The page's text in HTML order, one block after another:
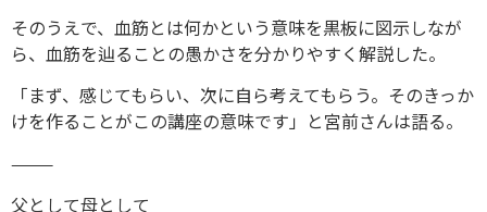
そのうえで、血筋とは何かという意味を黒板に図示しなが
ら、血筋を辿ることの愚かさを分かりやすく解説した。
「まず、感じてもらい、次に自ら考えてもらう。そのきっか
けを作ることがこの講座の意味です」と宮前さんは語る。
⸻
父として母として